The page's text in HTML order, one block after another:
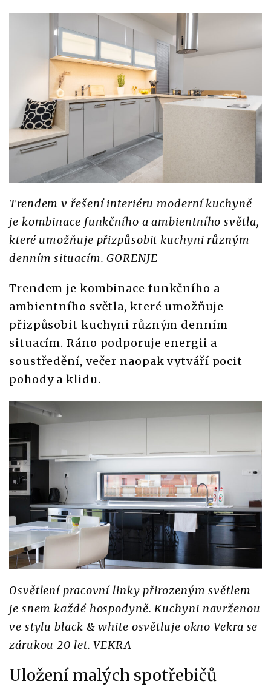
Trendem v řešení interiéru moderní kuchyně
je kombinace funkčního a ambientního světla,
které umožňuje přizpůsobit kuchyni různým
denním situacím. GORENJE
Trendem je kombinace funkčního a
ambientního světla, které umožňuje
přizpůsobit kuchyni různým denním
situacím. Ráno podporuje energii a
soustředění, večer naopak vytváří pocit
pohody a klidu.
Osvětlení pracovní linky přirozeným světlem
je snem každé hospodyně. Kuchyni navrženou
ve stylu black & white osvětluje okno Vekra se
zárukou 20 let. VEKRA
Uložení malých spotřebičů